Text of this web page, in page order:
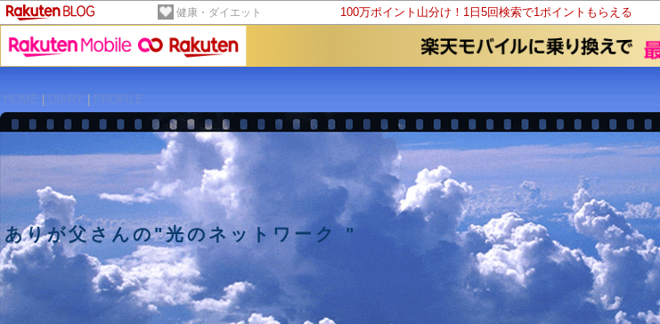
健康・ダイエット 100万ポイント山分け！1日5回検索で1ポイントもらえる
ありが父さんの"光のネットワーク "